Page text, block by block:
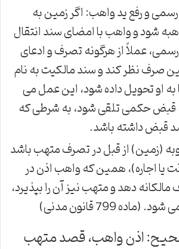
و رفع ید واهب: اگر زمین به
شود و واهب با امضای سند انتقال
رسمی، عملاً از هرگونه تصرف و ادعای
صرف نظر کند و سند مالکیت به نام
او تحویل داده شود، این عمل می
قبض حکمی تلقی شود، به شرطی که
قبض داشته باشد.
(زمین) از قبل در تصرف متهب باشد
یا اجاره)، همین که واهب اذن در
دهد و متهب نیز آن را بپذیرد،
799 قانون مدنی)
اذن واهب، قصد متهب